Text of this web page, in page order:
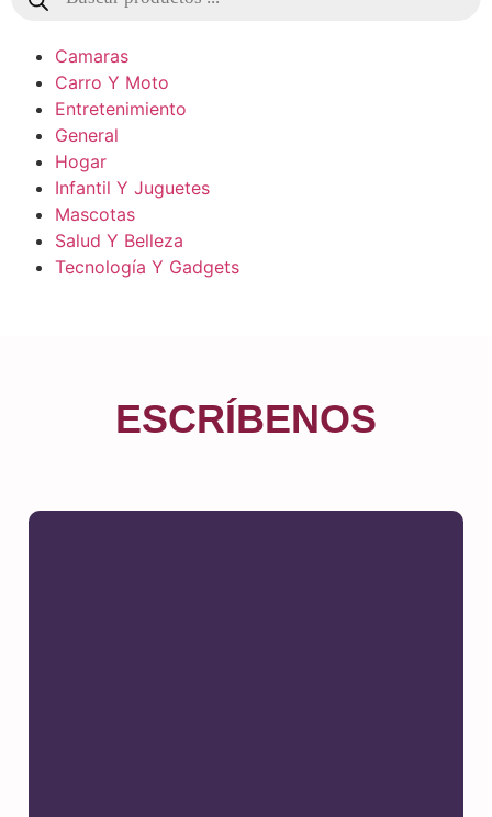
Camaras
Carro Y Moto
Entretenimiento
General
Hogar
Infantil Y Juguetes
Mascotas
Salud Y Belleza
Tecnología Y Gadgets
ESCRÍBENOS